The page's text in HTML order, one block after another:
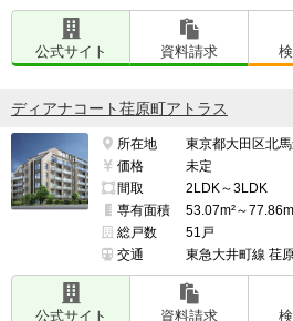
公式サイト 資料請求
ディアナコート荏原町アトラス
所在地
東京都大田区北
価格
未定
間取
2LDK～3LDK
専有面積
53.07m²～
総戸数
51戸
交通
東急大井町線 荏
公式サイト 資料請求